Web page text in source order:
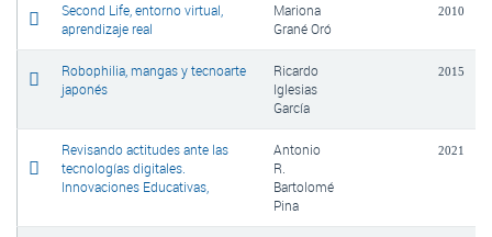
Second Life, entorno virtual,
aprendizaje real
Mariona
Grané Oró
2010
Robophilia, mangas y tecnoarte
japonés
Ricardo
Iglesias
García
2015
Revisando actitudes ante las
tecnologías digitales.
Innovaciones Educativas,
Antonio
R.
Bartolomé
Pina
2021